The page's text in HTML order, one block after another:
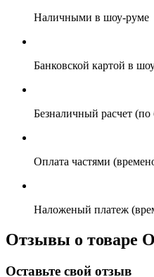
Наличными в шоу-руме
Банковской картой в
Безналичный расчет
Оплата частями
Наложеный платеж
Отзывы о товаре
Оставьте свой отзыв